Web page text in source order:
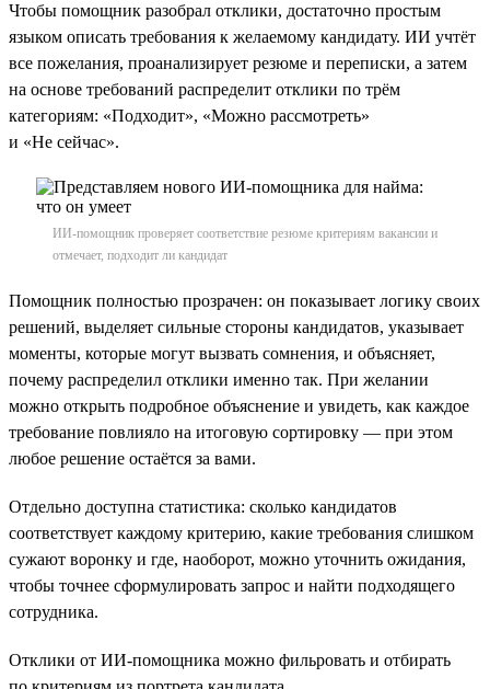
Чтобы помощник разобрал отклики, достаточно простым
языком описать требования к желаемому кандидату. ИИ учтёт
все пожелания, проанализирует резюме и переписки, а затем
на основе требований распределит отклики по трём
категориям: «Подходит», «Можно рассмотреть»
и «Не сейчас».
ИИ-помощник проверяет соответствие резюме критериям вакансии и
отмечает, подходит ли кандидат
Помощник полностью прозрачен: он показывает логику своих
решений, выделяет сильные стороны кандидатов, указывает
моменты, которые могут вызвать сомнения, и объясняет,
почему распределил отклики именно так. При желании
можно открыть подробное объяснение и увидеть, как каждое
требование повлияло на итоговую сортировку — при этом
любое решение остаётся за вами.
Отдельно доступна статистика: сколько кандидатов
соответствует каждому критерию, какие требования слишком
сужают воронку и где, наоборот, можно уточнить ожидания,
чтобы точнее сформулировать запрос и найти подходящего
сотрудника.
Отклики от ИИ-помощника можно фильровать и отбирать